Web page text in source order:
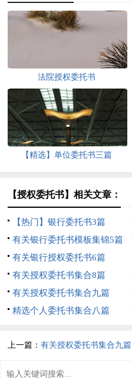
法院授权委托书
【精选】单位委托书三篇
【授权委托书】相关文章：
【热门】银行委托书3篇
有关银行委托书模板集锦5篇
有关银行授权委托书6篇
有关授权委托书集合8篇
有关授权委托书集合九篇
精选个人委托书集合八篇
上一篇：有关授权委托书集合九篇